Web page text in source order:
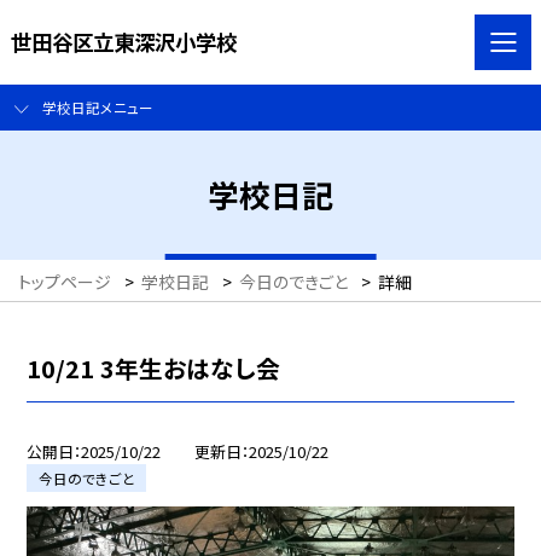
世田谷区立東深沢小学校
学校日記メニュー
学校日記
トップページ > 学校日記 > 今日のできごと > 詳細
10/21 3年生おはなし会
公開日 2025/10/22 更新日 2025/10/22
今日のできごと